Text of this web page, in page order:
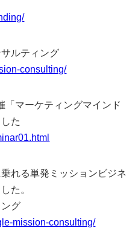
ルティング
consulting/
マーケティングマインド
た
れる単発ミッションビジネ
た。
グ
mission-consulting/